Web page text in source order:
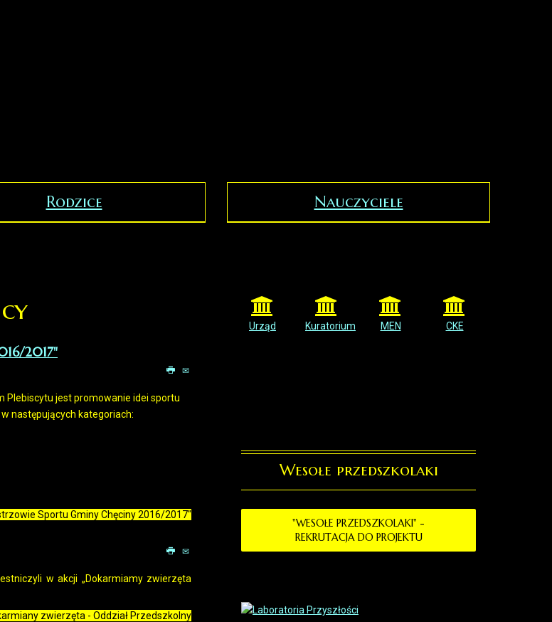
Rodzice Nauczyciele
2017"
Plebiscytu jest promowanie idei sportu
następujących kategoriach:
Sportu Gminy Chęciny 2016/2017"
w akcji „Dokarmiamy zwierzęta
zwierzęta - Oddział Przedszkolny
Urząd Kuratorium MEN CKE
Wesołe przedszkolaki
"WESOŁE PRZEDSZKOLAKI" -
REKRUTACJA DO PROJEKTU